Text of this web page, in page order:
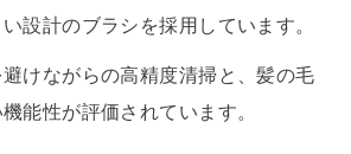
設計のブラシを採用しています。
けながらの高精度清掃と、髪の毛
能性が評価されています。